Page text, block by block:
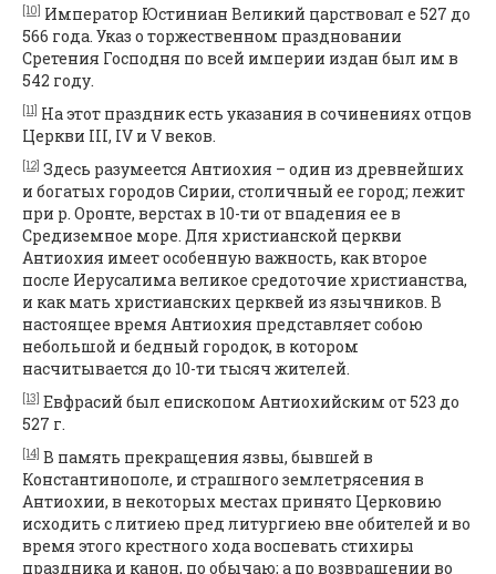
[10] Император Юстиниан Великий царствовал е 527 до
566 года. Указ о торжественном праздновании
Сретения Господня по всей империи издан был им в
542 году.
[11] На этот праздник есть указания в сочинениях отцов
Церкви III, IV и V веков.
[12] Здесь разумеется Антиохия – один из древнейших
и богатых городов Сирии, столичный ее город; лежит
при р. Оронте, верстах в 10-ти от впадения ее в
Средиземное море. Для христианской церкви
Антиохия имеет особенную важность, как второе
после Иерусалима великое средоточие христианства,
и как мать христианских церквей из язычников. В
настоящее время Антиохия представляет собою
небольшой и бедный городок, в котором
насчитывается до 10-ти тысяч жителей.
[13] Евфрасий был епископом Антиохийским от 523 до
527 г.
[14] В память прекращения язвы, бывшей в
Константинополе, и страшного землетрясения в
Антиохии, в некоторых местах принято Церковию
исходить с литиею пред литургиею вне обителей и во
время этого крестного хода воспевать стихиры
праздника и канон, по обычаю; а по возвращении во